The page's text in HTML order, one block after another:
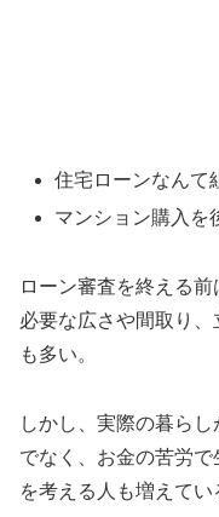
住宅ローンなんて
マンション購入を
ローン審査を終える
必要な広さや間取り
も多い。
しかし、実際の暮ら
でなく、お金の苦労
を考える人も増えてい